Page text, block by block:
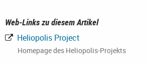
Web-Links zu diesem Artikel
Heliopolis Project
Homepage des Heliopolis-Projekts